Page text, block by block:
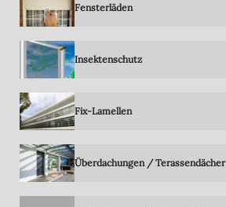
Fensterläden
Insektenschutz
Fix-Lamellen
Überdachungen / Terassendächer